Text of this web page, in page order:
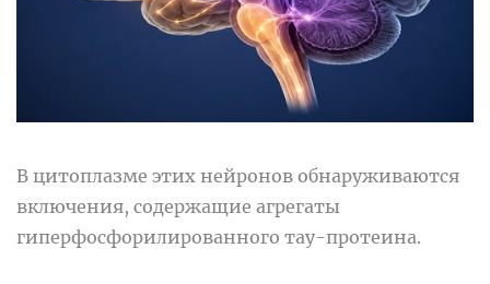
В цитоплазме этих нейронов обнаруживаются
включения, содержащие агрегаты
гиперфосфорилированного тау-протеина.